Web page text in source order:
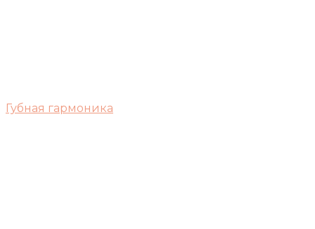
Губная гармоника